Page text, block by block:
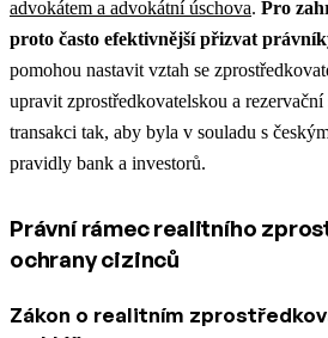
advokátem a advokátní úschova. Pro
proto často efektivnější přizvat
pomohou nastavit vztah se
upravit zprostředkovatelskou a
transakci tak, aby byla v souladu s
pravidly bank a investorů.
Právní rámec realitního
ochrany cizinců
Zákon o realitním